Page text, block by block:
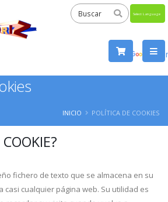
by
INICIO POLÍTICA DE COOKIES
fichero de texto que se almacena en su
casi cualquier página web. Su utilidad es